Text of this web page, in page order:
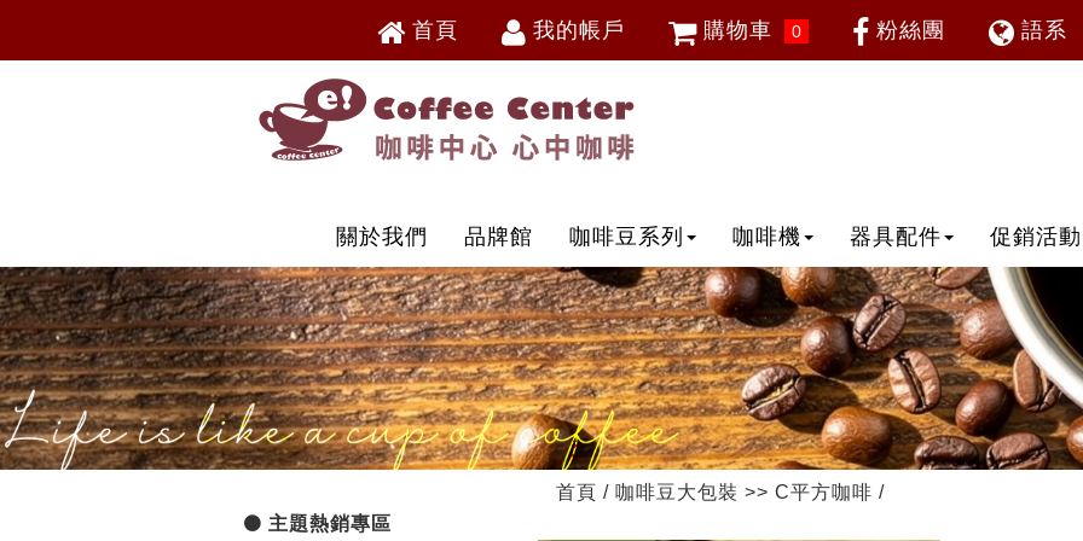
首頁 我的帳戶
忘記密碼
加入會員
VIP申請
購物車 0 粉絲團 語系
關於我們 品牌館 咖啡豆系列 咖啡機 器具配件 促銷活動
主題熱銷專區
首頁 / 咖啡豆大包裝 >> C平方咖啡 /